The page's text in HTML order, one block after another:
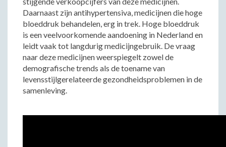
Daarnaast zijn antihypertensiva, medicijnen die hoge
bloeddruk behandelen, erg in trek. Hoge bloeddruk
is een veelvoorkomende aandoening in Nederland en
leidt vaak tot langdurig medicijngebruik. De vraag
naar deze medicijnen weerspiegelt zowel de
demografische trends als de toename van
levensstijlgerelateerde gezondheidsproblemen in de
samenleving.